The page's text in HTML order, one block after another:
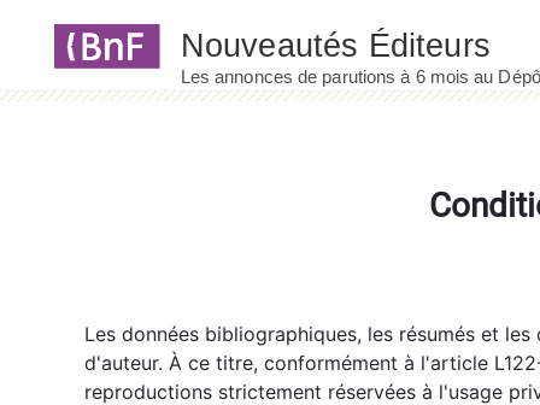
Les données bibliographiques, les résumés et
d'auteur. À ce titre, conformément à l'article
reproductions strictement réservées à l'usage